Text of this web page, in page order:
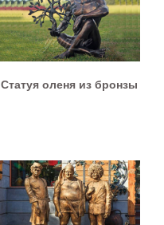
Статуя оленя из бронзы